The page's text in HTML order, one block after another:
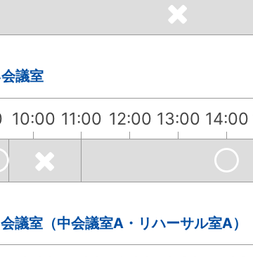
議室
10:00 11:00 12:00 13:00 14:00
議室（中会議室A・リハーサル室A）